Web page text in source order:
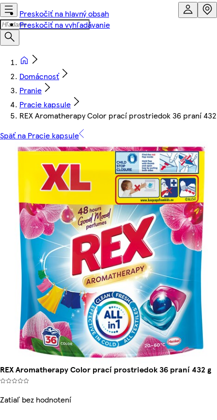
Preskočiť na hlavný obsah
Preskočiť na vyhľadávanie
Domácnosť
Pranie
Pracie kapsule
REX Aromatherapy Color prací prostriedok 36 praní
Späť na Pracie kapsule
REX Aromatherapy Color prací prostriedok 36 praní 432 g
Zatiaľ bez hodnotení